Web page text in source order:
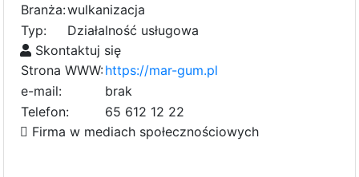
Branża:wulkanizacja
Typ:
Działalność usługowa
Skontaktuj się
Strona WWW:https://mar-gum.pl
e-mail:
brak
Telefon:
65 612 12 22
Firma w mediach społecznościowych